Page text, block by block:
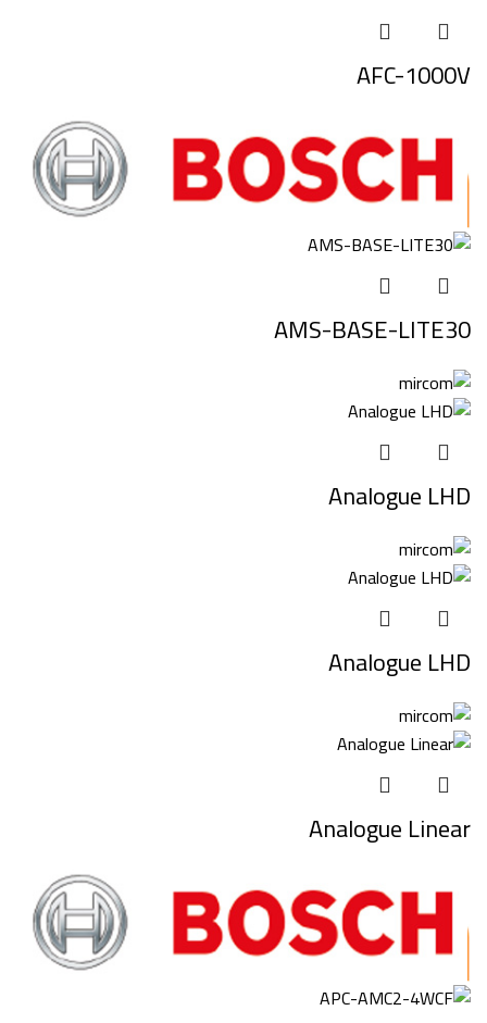
AFC-1000V
AMS-BASE-LITE30
Analogue LHD
Analogue LHD
Analogue Linear